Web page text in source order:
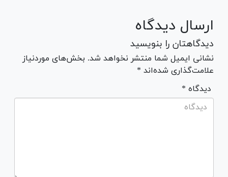
ارسال دیدگاه
دیدگاهتان را بنویسید
نشانی ایمیل شما منتشر نخواهد شد. بخش‌های موردنیاز
علامت‌گذاری شده‌اند *
* دیدگاه